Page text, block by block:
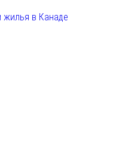
жилья в Канаде